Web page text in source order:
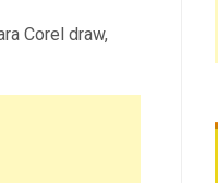
Corel draw,